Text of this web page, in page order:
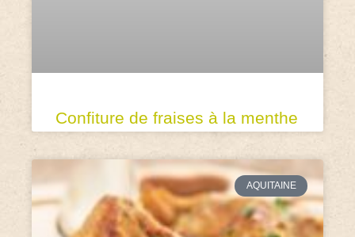
Confiture de fraises à la menthe
AQUITAINE